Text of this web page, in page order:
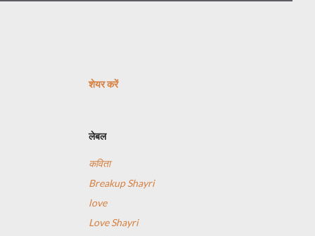
शेयर करें
लेबल
कविता
Breakup Shayri
love
Love Shayri